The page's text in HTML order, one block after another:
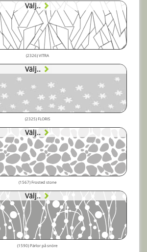
Välj..
(2326) VITRA
Välj..
(2325) FLORIS
Välj..
(1567) Frosted stone
Välj..
(1590) Pärlor på snöre